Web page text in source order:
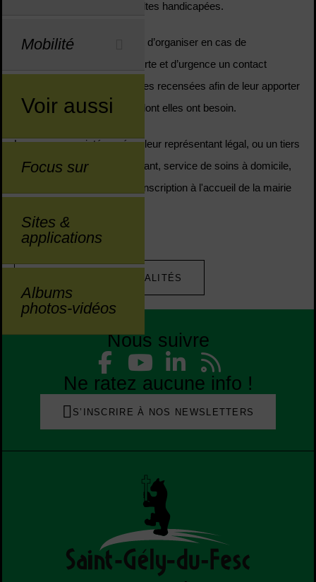
Mobilité
Voir aussi
Focus sur
Sites &
applications
Albums
photos-vidéos
travail, et les personnes adultes handicapées.
Ce registre nominatif permet d’organiser en cas de
déclenchement du plan d’alerte et d’urgence un contact
périodique avec les personnes recensées afin de leur apporter
les conseils et l’assistance dont elles ont besoin.
Les personnes intéressées, leur représentant légal, ou un tiers
(parent, voisin, médecin traitant, service de soins à domicile,
etc…) peuvent procéder à l'inscription à l'accueil de la mairie
RETOUR AUX ACTUALITÉS
Nous suivre
Liste des réseaux
Liste des réseaux
Facebook
YouTube
Ne ratez aucune info !
S’INSCRIRE À NOS NEWSLETTERS